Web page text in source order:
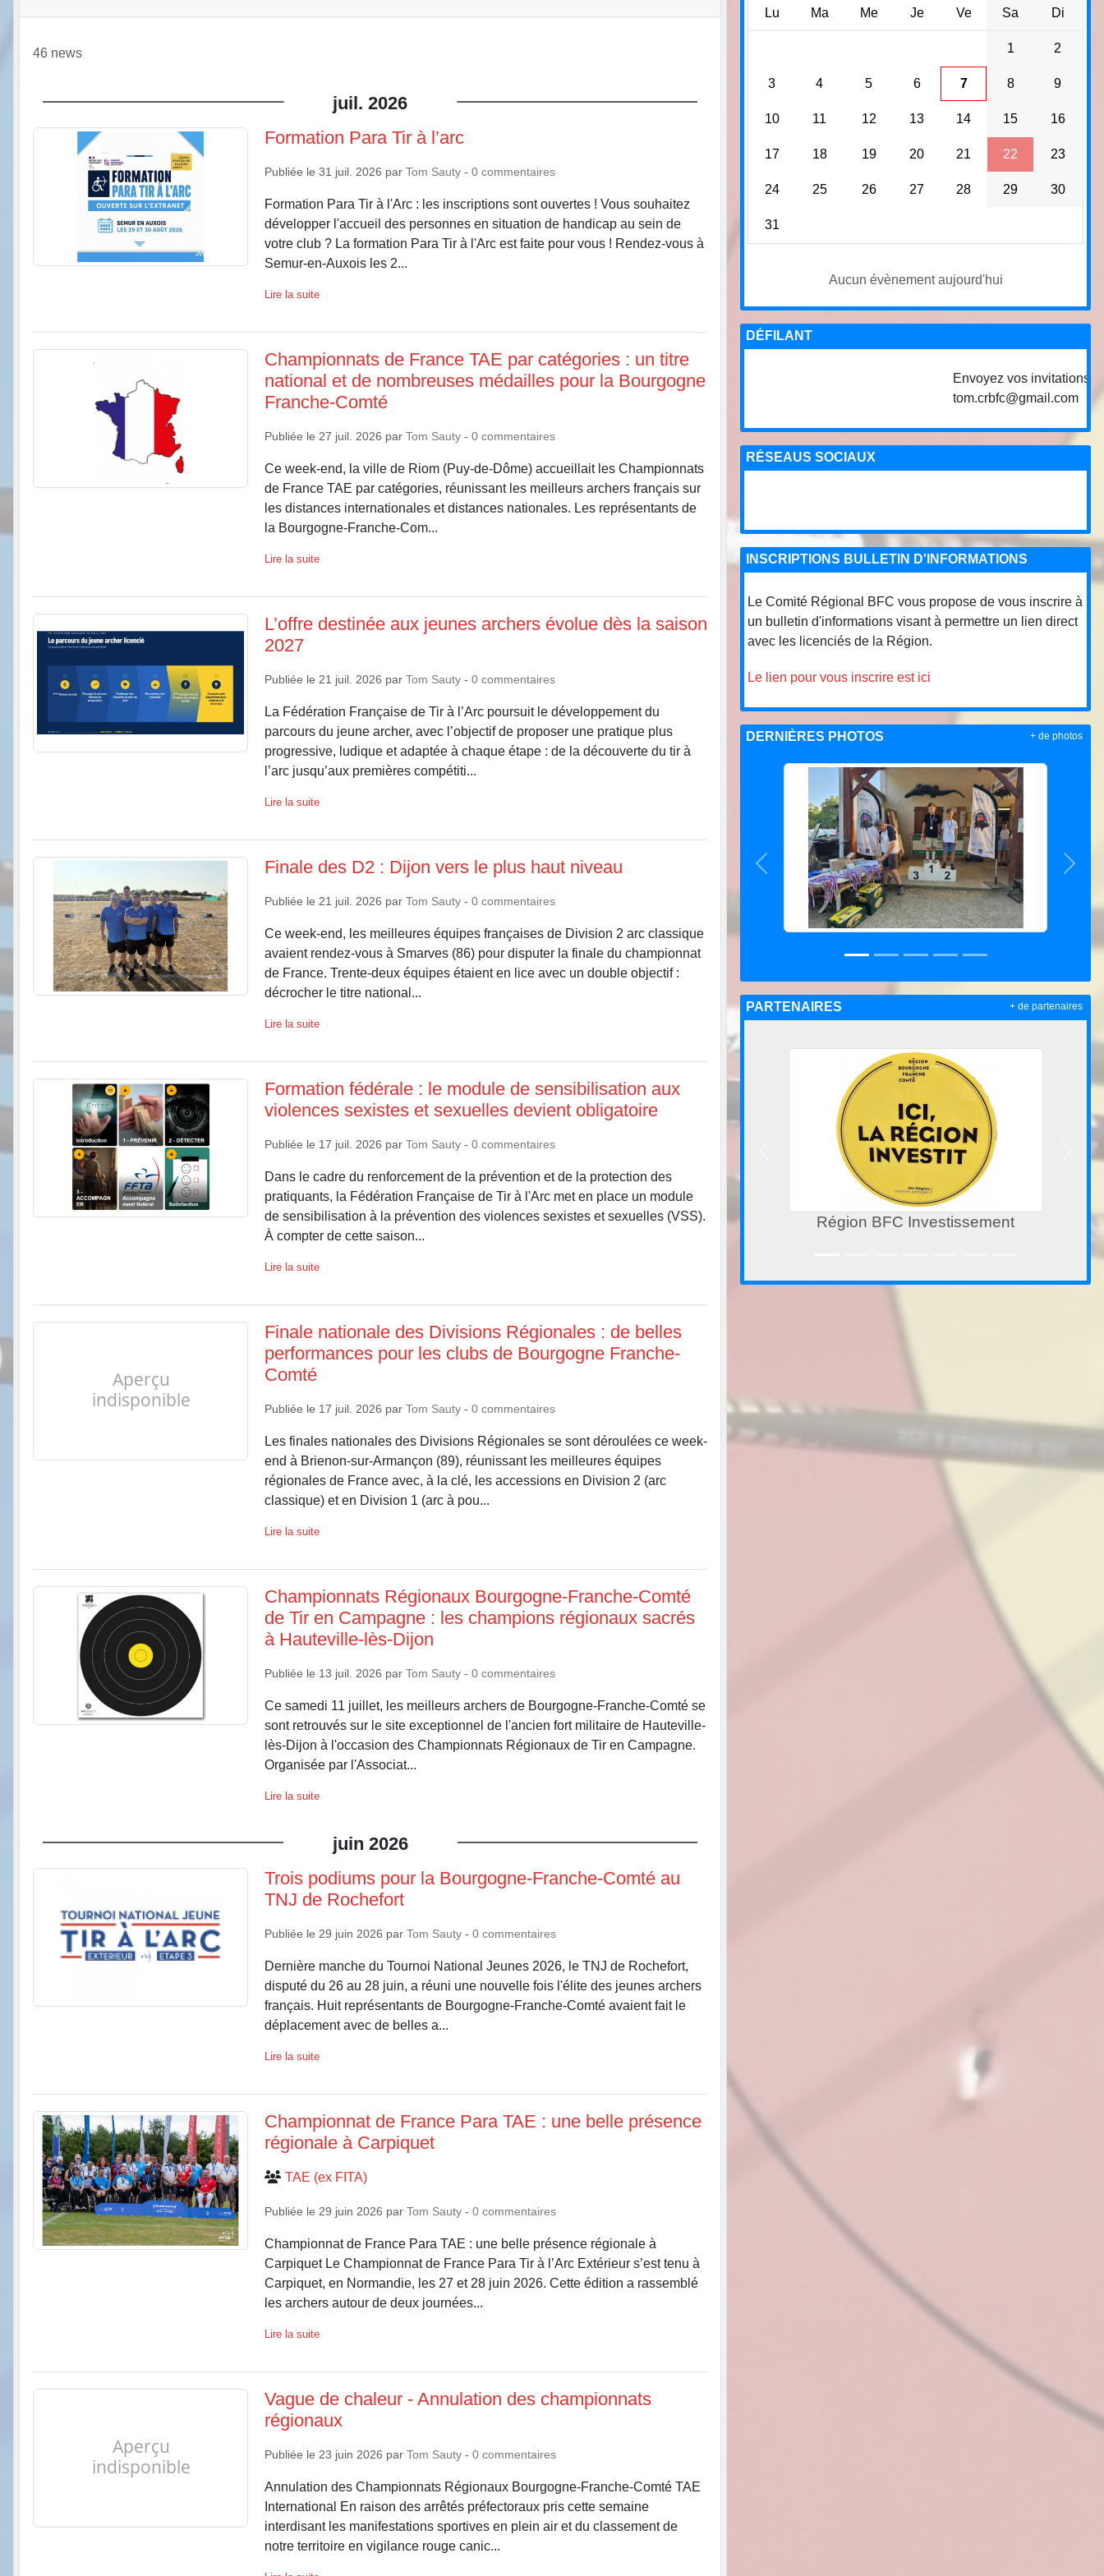
46 news
juil. 2026
Formation Para Tir à l’arc
Publiée le 31 juil. 2026 par Tom Sauty - 0 commentaires
Formation Para Tir à l'Arc : les inscriptions sont ouvertes ! Vous souhaitez
développer l'accueil des personnes en situation de handicap au sein de
votre club ? La formation Para Tir à l'Arc est faite pour vous ! Rendez-vous à
Semur-en-Auxois les 2...
Lire la suite
Championnats de France TAE par catégories : un titre
national et de nombreuses médailles pour la Bourgogne
Franche-Comté
Publiée le 27 juil. 2026 par Tom Sauty - 0 commentaires
Ce week-end, la ville de Riom (Puy-de-Dôme) accueillait les Championnats
de France TAE par catégories, réunissant les meilleurs archers français sur
les distances internationales et distances nationales. Les représentants de
la Bourgogne-Franche-Com...
Lire la suite
L’offre destinée aux jeunes archers évolue dès la saison
2027
Publiée le 21 juil. 2026 par Tom Sauty - 0 commentaires
La Fédération Française de Tir à l’Arc poursuit le développement du
parcours du jeune archer, avec l’objectif de proposer une pratique plus
progressive, ludique et adaptée à chaque étape : de la découverte du tir à
l’arc jusqu’aux premières compétiti...
Lire la suite
Finale des D2 : Dijon vers le plus haut niveau
Publiée le 21 juil. 2026 par Tom Sauty - 0 commentaires
Ce week-end, les meilleures équipes françaises de Division 2 arc classique
avaient rendez-vous à Smarves (86) pour disputer la finale du championnat
de France. Trente-deux équipes étaient en lice avec un double objectif :
décrocher le titre national...
Lire la suite
Formation fédérale : le module de sensibilisation aux
violences sexistes et sexuelles devient obligatoire
Publiée le 17 juil. 2026 par Tom Sauty - 0 commentaires
Dans le cadre du renforcement de la prévention et de la protection des
pratiquants, la Fédération Française de Tir à l'Arc met en place un module
de sensibilisation à la prévention des violences sexistes et sexuelles (VSS).
À compter de cette saison...
Lire la suite
Finale nationale des Divisions Régionales : de belles
performances pour les clubs de Bourgogne Franche-
Comté
Publiée le 17 juil. 2026 par Tom Sauty - 0 commentaires
Les finales nationales des Divisions Régionales se sont déroulées ce week-
end à Brienon-sur-Armançon (89), réunissant les meilleures équipes
régionales de France avec, à la clé, les accessions en Division 2 (arc
classique) et en Division 1 (arc à pou...
Lire la suite
Championnats Régionaux Bourgogne-Franche-Comté
de Tir en Campagne : les champions régionaux sacrés
à Hauteville-lès-Dijon
Publiée le 13 juil. 2026 par Tom Sauty - 0 commentaires
Ce samedi 11 juillet, les meilleurs archers de Bourgogne-Franche-Comté se
sont retrouvés sur le site exceptionnel de l'ancien fort militaire de Hauteville-
lès-Dijon à l'occasion des Championnats Régionaux de Tir en Campagne.
Organisée par l'Associat...
Lire la suite
juin 2026
Trois podiums pour la Bourgogne-Franche-Comté au
TNJ de Rochefort
Publiée le 29 juin 2026 par Tom Sauty - 0 commentaires
Dernière manche du Tournoi National Jeunes 2026, le TNJ de Rochefort,
disputé du 26 au 28 juin, a réuni une nouvelle fois l'élite des jeunes archers
français. Huit représentants de Bourgogne-Franche-Comté avaient fait le
déplacement avec de belles a...
Lire la suite
Championnat de France Para TAE : une belle présence
régionale à Carpiquet
TAE (ex FITA)
Publiée le 29 juin 2026 par Tom Sauty - 0 commentaires
Championnat de France Para TAE : une belle présence régionale à
Carpiquet Le Championnat de France Para Tir à l’Arc Extérieur s’est tenu à
Carpiquet, en Normandie, les 27 et 28 juin 2026. Cette édition a rassemblé
les archers autour de deux journées...
Lire la suite
Vague de chaleur - Annulation des championnats
régionaux
Publiée le 23 juin 2026 par Tom Sauty - 0 commentaires
Annulation des Championnats Régionaux Bourgogne-Franche-Comté TAE
International En raison des arrêtés préfectoraux pris cette semaine
interdisant les manifestations sportives en plein air et du classement de
notre territoire en vigilance rouge canic...
Lu Ma Me Je Ve Sa Di
1 2
3 4 5 6 7 8 9
10 11 12 13 14 15 16
17 18 19 20 21 22 23
24 25 26 27 28 29 30
31
Aucun évènement aujourd'hui
DÉFILANT
Envoyez vos invitations de
tom.crbfc@gmail.com
RÉSEAUS SOCIAUX
INSCRIPTIONS BULLETIN D'INFORMATIONS
Le Comité Régional BFC vous propose de vous inscrire à
un bulletin d'informations visant à permettre un lien direct
avec les licenciés de la Région.
Le lien pour vous inscrire est ici
DERNIÈRES PHOTOS
Précedent
+ de photos
PARTENAIRES
Région BFC aide à l'emploi
+ de partenaires